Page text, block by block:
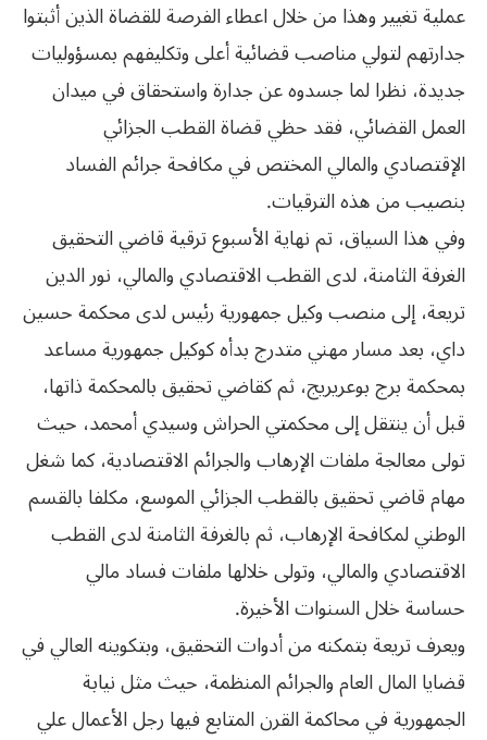
عملية تغيير وهذا من خلال اعطاء الفرصة للقضاة الذين أثبتوا
جدارتهم لتولي مناصب قضائية أعلى وتكليفهم بمسؤوليات
جديدة، نظرا لما جسدوه عن جدارة واستحقاق في ميدان
العمل القضائي، فقد حظي قضاة القطب الجزائي
الإقتصادي والمالي المختص في مكافحة جرائم الفساد
بنصيب من هذه الترقيات.
وفي هذا السياق، تم نهاية الأسبوع ترقية قاضي التحقيق
الغرفة الثامنة، لدى القطب الاقتصادي والمالي، نور الدين
تريعة، إلى منصب وكيل جمهورية رئيس لدى محكمة حسين
داي، بعد مسار مهني متدرج بدأه كوكيل جمهورية مساعد
بمحكمة برج بوعريريج، ثم كقاضي تحقيق بالمحكمة ذاتها،
قبل أن ينتقل إلى محكمتي الحراش وسيدي أمحمد، حيث
تولى معالجة ملفات الإرهاب والجرائم الاقتصادية، كما شغل
مهام قاضي تحقيق بالقطب الجزائي الموسع، مكلفا بالقسم
الوطني لمكافحة الإرهاب، ثم بالغرفة الثامنة لدى القطب
الاقتصادي والمالي، وتولى خلالها ملفات فساد مالي
حساسة خلال السنوات الأخيرة.
ويعرف تريعة بتمكنه من أدوات التحقيق، وبتكوينه العالي في
قضايا المال العام والجرائم المنظمة، حيث مثل نيابة
الجمهورية في محاكمة القرن المتابع فيها رجل الأعمال علي